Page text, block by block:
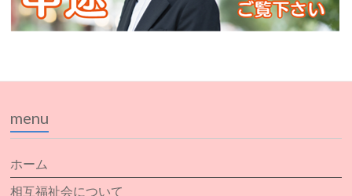
menu
ホーム
相互福祉会について